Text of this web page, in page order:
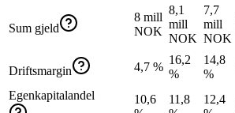
Sum gjeld
8 mill
NOK
8,1
mill
NOK
7,7
mill
NOK
Driftsmargin 4,7 %
16,2
%
14,8
%
Egenkapitalandel
10,6
11,8
12,4